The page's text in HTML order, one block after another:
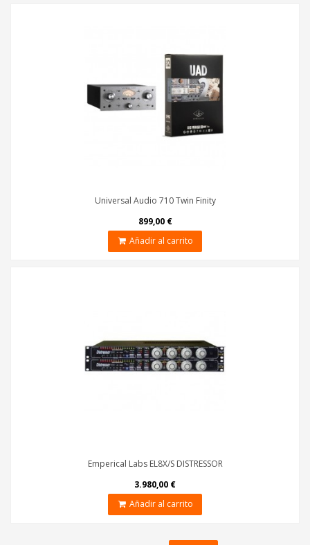
Universal Audio 710 Twin Finity
899,00 €
Añadir al carrito
Emperical Labs EL8X/S DISTRESSOR
3.980,00 €
Añadir al carrito